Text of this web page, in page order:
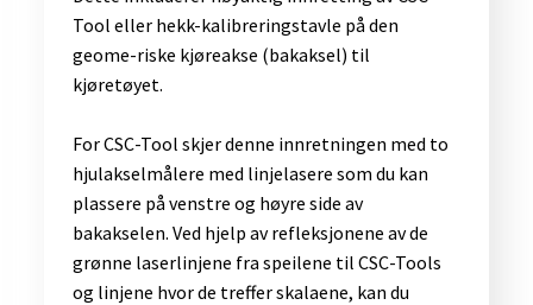
Tool eller hekk-kalibreringstavle på den
geome-riske kjøreakse (bakaksel) til
kjøretøyet.
For CSC-Tool skjer denne innretningen med to
hjulakselmålere med linjelasere som du kan
plassere på venstre og høyre side av
bakakselen. Ved hjelp av refleksjonene av de
grønne laserlinjene fra speilene til CSC-Tools
og linjene hvor de treffer skalaene, kan du